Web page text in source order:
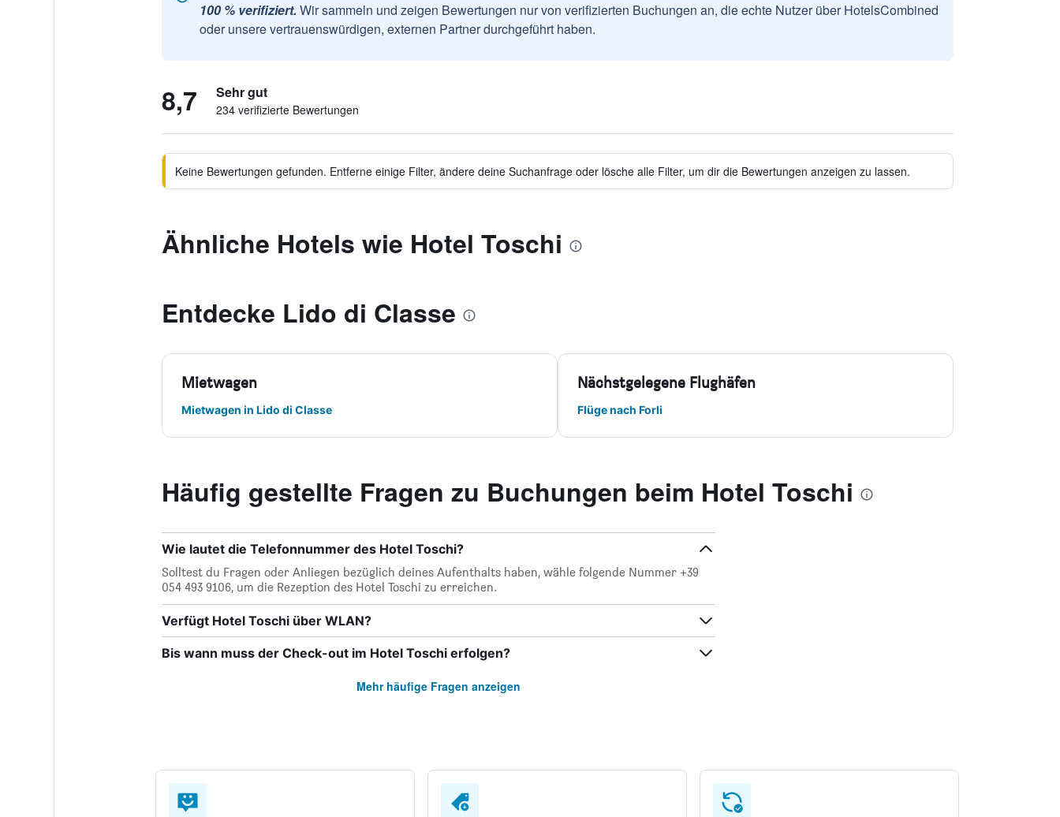
100 % verifiziert. Wir sammeln und zeigen Bewertungen nur von verifizierten Buchungen an, die echte Nutzer über HotelsCombined
oder unsere vertrauenswürdigen, externen Partner durchgeführt haben.
8,7 Sehr gut
234 verifizierte Bewertungen
Keine Bewertungen gefunden. Entferne einige Filter, ändere deine Suchanfrage oder lösche alle Filter, um dir die Bewertungen anzeigen zu lassen.
Ähnliche Hotels wie Hotel Toschi
Entdecke Lido di Classe
Mietwagen
Mietwagen in Lido di Classe
Nächstgelegene Flughäfen
Flüge nach Forli
Häufig gestellte Fragen zu Buchungen beim Hotel Toschi
Wie lautet die Telefonnummer des Hotel Toschi?
Solltest du Fragen oder Anliegen bezüglich deines Aufenthalts haben, wähle folgende Nummer +39
054 493 9106, um die Rezeption des Hotel Toschi zu erreichen.
Verfügt Hotel Toschi über WLAN?
Bis wann muss der Check-out im Hotel Toschi erfolgen?
Mehr häufige Fragen anzeigen